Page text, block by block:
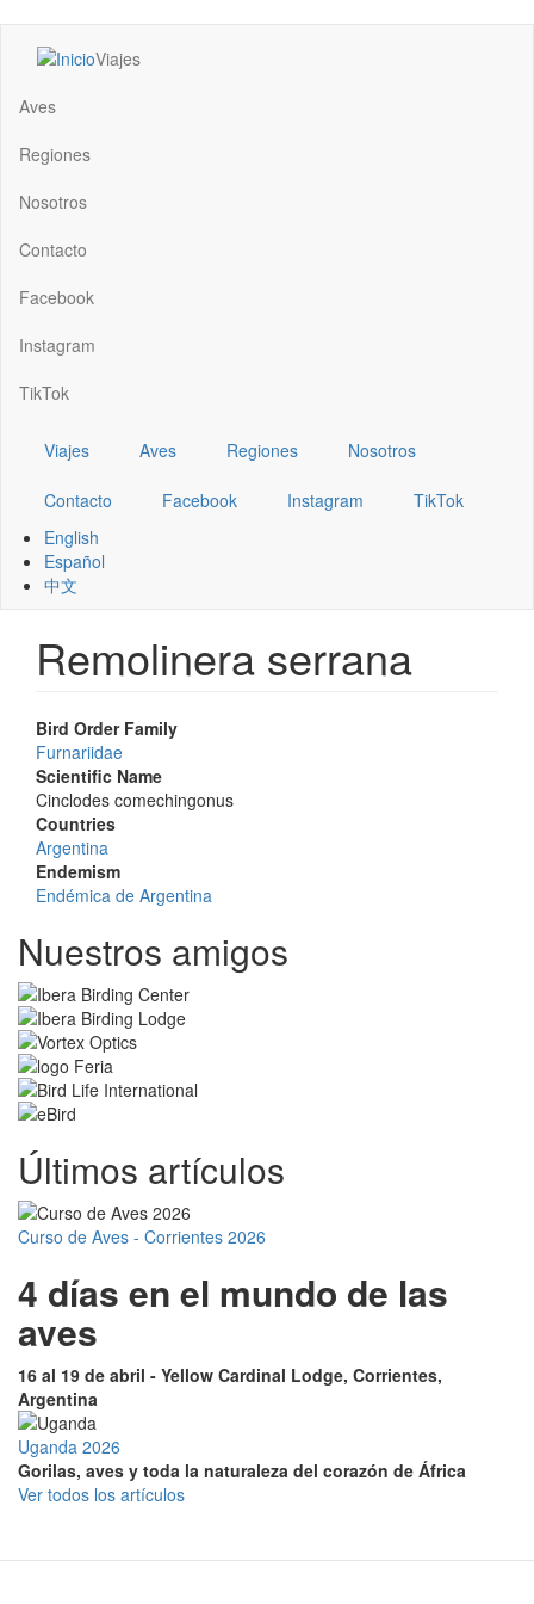
principal
Main
navigation
Viajes
Aves
Regiones
Nosotros
Contacto
Facebook
Instagram
TikTok
Viajes Aves Regiones Nosotros
Contacto Facebook Instagram
TikTok
English
Español
中文
Remolinera serrana
Bird Order Family
Furnariidae
Scientific Name
Cinclodes comechingonus
Countries
Argentina
Endemism
Endémica de Argentina
Nuestros amigos
Últimos artículos
Curso de Aves - Corrientes 2026
4 días en el mundo de las
aves
16 al 19 de abril - Yellow Cardinal Lodge, Corrientes,
Argentina
Uganda 2026
Gorilas, aves y toda la naturaleza del corazón de África
Ver todos los artículos